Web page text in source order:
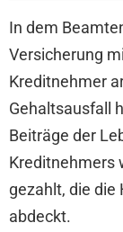
In dem
Versicherung
Kreditnehmer
Gehaltsausfall
Beiträge der
Kreditnehmers
gezahlt, die die
abdeckt.